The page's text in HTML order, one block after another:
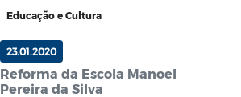
Educação e Cultura
23.01.2020
Reforma da Escola Manoel
Pereira da Silva